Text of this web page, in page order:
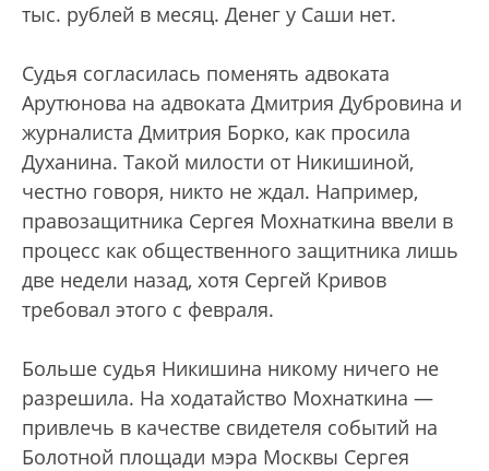
тыс. рублей в месяц. Денег у Саши нет.
Судья согласилась поменять адвоката
Арутюнова на адвоката Дмитрия Дубровина и
журналиста Дмитрия Борко, как просила
Духанина. Такой милости от Никишиной,
честно говоря, никто не ждал. Например,
правозащитника Сергея Мохнаткина ввели в
процесс как общественного защитника лишь
две недели назад, хотя Сергей Кривов
требовал этого с февраля.
Больше судья Никишина никому ничего не
разрешила. На ходатайство Мохнаткина —
привлечь в качестве свидетеля событий на
Болотной площади мэра Москвы Сергея